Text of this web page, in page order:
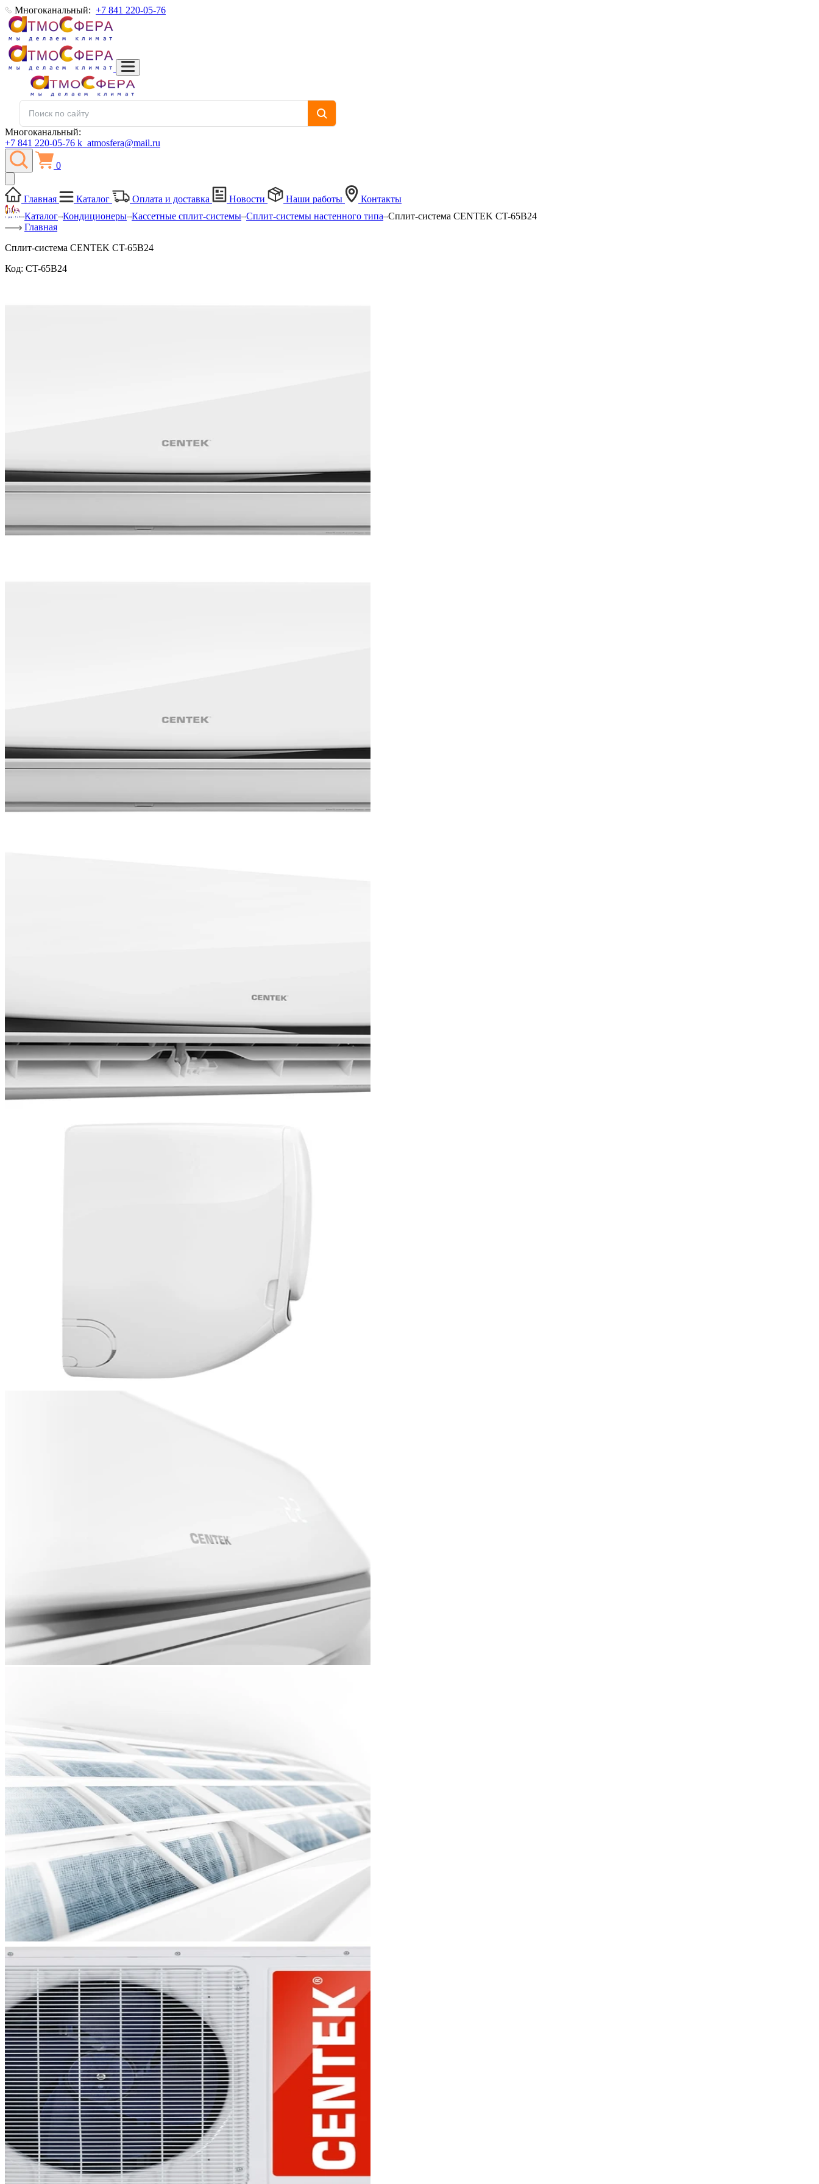
Многоканальный: +7 841 220-05-76
Многоканальный:
+7 841 220-05-76 k_atmosfera@mail.ru
0
Главная Каталог Оплата и доставка Новости Наши работы
Контакты
Каталог Кондиционеры Кассетные сплит-системы Сплит-системы настенного типа Сплит-система CENTEK CT-65B24
Главная
Сплит-система CENTEK CT-65B24
Код: CT-65B24